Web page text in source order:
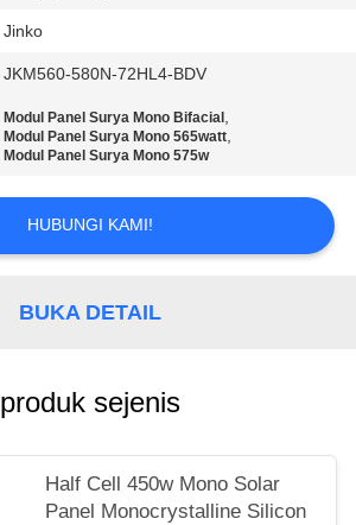
Jinko
JKM560-580N-72HL4-BDV
Modul Panel Surya Mono Bifacial ,
Modul Panel Surya Mono 565watt,
Modul Panel Surya Mono 575w
HUBUNGI KAMI!
BUKA DETAIL
produk sejenis
Half Cell 450w Mono Solar
Panel Monocrystalline Silicon